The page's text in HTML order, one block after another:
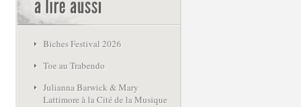
Biches Festival 2026
Toe au Trabendo
Julianna Barwick & Mary
Lattimore à la Cité de la Musique